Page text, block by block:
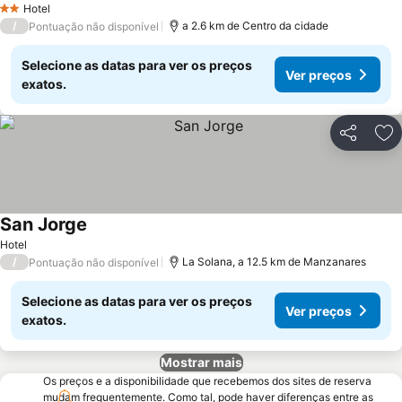
2 Estrelas
Hotel
/ Pontuação não disponível a 2.6 km de Centro da cidade
Selecione as datas para ver os preços
exatos.
Ver preços
Partilhar
Hotel
San Jorge
/ Pontuação não disponível La Solana, a 12.5 km de Manzanares
Selecione as datas para ver os preços
exatos.
Ver preços
Mostrar mais
Os preços e a disponibilidade que recebemos dos sites de reserva
mudam frequentemente. Como tal, pode haver diferenças entre as